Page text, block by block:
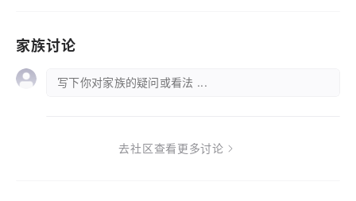
家族讨论
写下你对家族的疑问或看法 ...
去社区查看更多讨论